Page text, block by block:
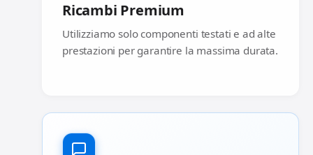
Ricambi Premium
Utilizziamo solo componenti testati e ad alte
prestazioni per garantire la massima durata.